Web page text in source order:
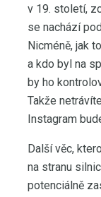
v 19. století,
se nachází
Nicméně, jak
a kdo byl na
by ho
Takže
Instagram
Další věc,
na stranu
potenciálně